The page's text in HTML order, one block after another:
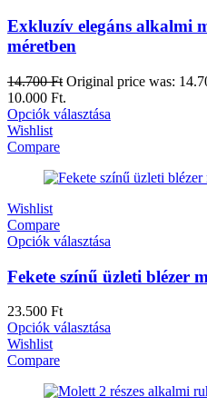
Exkluzív elegáns alkalmi
méretben
14.700Ft Original price was:
10.000 Ft.
Opciók választása
Wishlist
Compare
Wishlist
Compare
Opciók választása
Fekete színű üzleti blézer
23.500 Ft
Opciók választása
Wishlist
Compare